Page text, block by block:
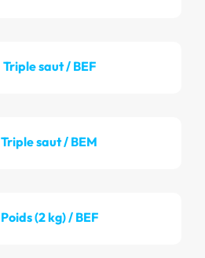
Triple saut / BEF
Triple saut / BEM
Poids (2 kg) / BEF